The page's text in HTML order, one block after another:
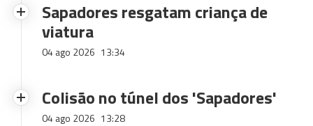
Sapadores resgatam criança de
viatura
04 ago 2026 13:34
Colisão no túnel dos 'Sapadores'
04 ago 2026 13:28